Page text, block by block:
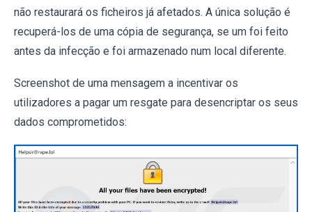
não restaurará os ficheiros já afetados. A única solução é
recuperá-los de uma cópia de segurança, se um foi feito
antes da infecção e foi armazenado num local diferente.
Screenshot de uma mensagem a incentivar os
utilizadores a pagar um resgate para desencriptar os seus
dados comprometidos: